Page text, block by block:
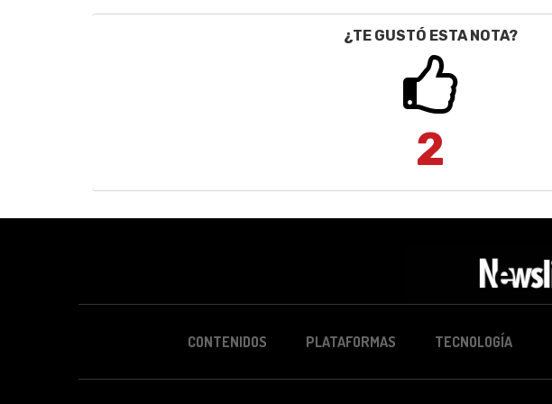
¿TE GUSTÓ ESTA NOTA?
2
CONTENIDOS PLATAFORMAS TECNOLOGÍA